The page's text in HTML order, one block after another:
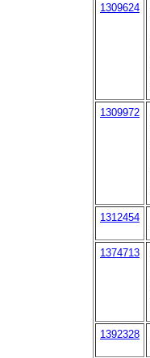
1309624
1309972
1312454
1374713
1392328